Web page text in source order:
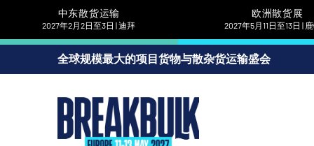
中东散货运输
2027年2月2日至3日 | 迪拜
欧洲散货展
2027年5月11日至13日 |
全球规模最大的项目货物与散杂货运输盛会